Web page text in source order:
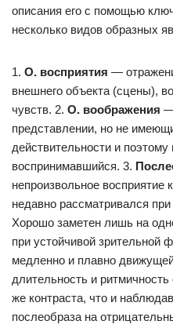
описания его с помощью
несколько видов образных
1. О. восприятия —
внешнего объекта (сцены),
чувств. 2. О. воображения —
представлении, но не
действительности и поэтому
воспринимавшийся. 3.
непроизвольное восприятие
недавно рассматривался
Хорошо заметен лишь на
при устойчивой зрительной
медленно и плавно
длительность и
же контраста, что и
послеобраза на